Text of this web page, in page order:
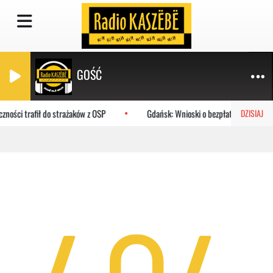
GOŚĆ
DZISIAJ
trafił do strażaków z OSP Gdańsk: Wnioski o bezpłatne obiady